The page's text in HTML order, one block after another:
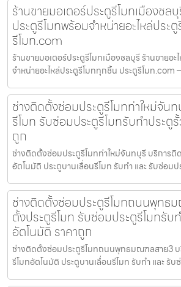
ร้านขายมอเตอร์ประตูรีโมทเมืองชล
ประตูรีโมทพร้อมจำหน่ายอะไหล่ประ
รีโมท.com
ร้านขายมอเตอร์ประตูรีโมทเมืองชลบุรี ร้านขายอะ
จำหน่ายอะไหล่ประตูรีโมททุกชิ้น ประตูรีโมท.com
ช่างติดตั้งซ่อมประตูรีโมทท่าใหม่จัน
รีโมท รับซ่อมประตูรีโมทรับทำประตู
ถูก
ช่างติดตั้งซ่อมประตูรีโมทท่าใหม่จันทบุรี บริการติ
อัตโนมัติ ประตูบานเลื่อนรีโมท รับทำ และ รับซ่อมป
ช่างติดตั้งซ่อมประตูรีโมทถนนพุทธ
ตั้งประตูรีโมท รับซ่อมประตูรีโมทรับ
อัตโนมัติ ราคาถูก
ช่างติดตั้งซ่อมประตูรีโมทถนนพุทธมณฑลสาย3
รีโมทอัตโนมัติ ประตูบานเลื่อนรีโมท รับทำ และ รับ